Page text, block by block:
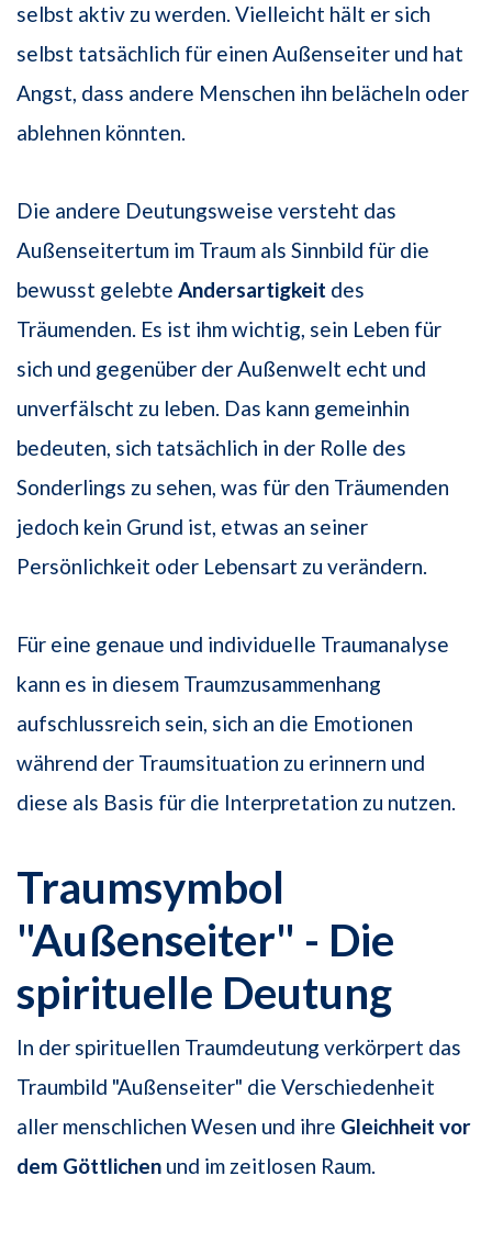
selbst aktiv zu werden. Vielleicht hält er sich
selbst tatsächlich für einen Außenseiter und hat
Angst, dass andere Menschen ihn belächeln oder
ablehnen könnten.
Die andere Deutungsweise versteht das
Außenseitertum im Traum als Sinnbild für die
bewusst gelebte Andersartigkeit des
Träumenden. Es ist ihm wichtig, sein Leben für
sich und gegenüber der Außenwelt echt und
unverfälscht zu leben. Das kann gemeinhin
bedeuten, sich tatsächlich in der Rolle des
Sonderlings zu sehen, was für den Träumenden
jedoch kein Grund ist, etwas an seiner
Persönlichkeit oder Lebensart zu verändern.
Für eine genaue und individuelle Traumanalyse
kann es in diesem Traumzusammenhang
aufschlussreich sein, sich an die Emotionen
während der Traumsituation zu erinnern und
diese als Basis für die Interpretation zu nutzen.
Traumsymbol
"Außenseiter" - Die
spirituelle Deutung
In der spirituellen Traumdeutung verkörpert das
Traumbild "Außenseiter" die Verschiedenheit
aller menschlichen Wesen und ihre Gleichheit vor
dem Göttlichen und im zeitlosen Raum.